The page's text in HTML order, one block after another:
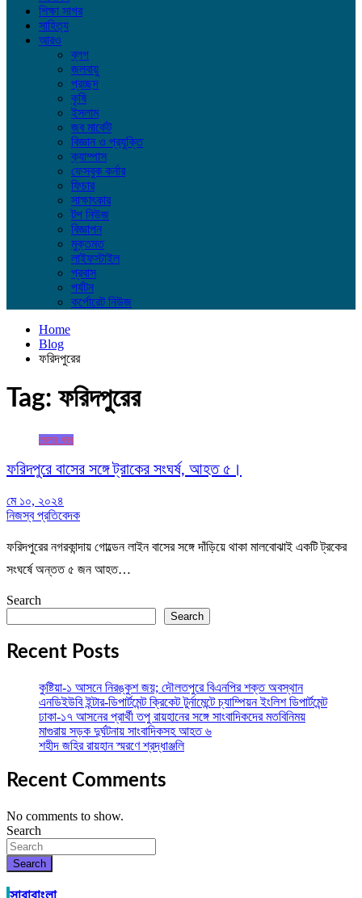
শিক্ষা সাগর
সাহিত্য
আরও
ব্লগ
জলবায়ু
প্রচ্ছদ
কৃষি
ইসলাম
জব মার্কেট
বিজ্ঞান ও প্রযুক্তি
ক্যাম্পাস
ফেসবুক কর্নার
ফিচার
সাক্ষাৎকার
টপ নিউজ
বিজ্ঞাপন
মুক্তমত
লাইফস্টাইল
প্রবাস
পর্যটন
কর্পোরেট নিউজ
Home
Blog
ফরিদপুরের
Tag: ফরিদপুরের
জেলার খবর
ফরিদপুরে বাসের সঙ্গে ট্রাকের সংঘর্ষ, আহত ৫।
মে ১০, ২০২৪
নিজস্ব প্রতিবেদক
ফরিদপুরের নগরকান্দায় গোল্ডেন লাইন বাসের সঙ্গে দাঁড়িয়ে থাকা মালবোঝাই একটি ট্রকের
সংঘর্ষে অন্তত ৫ জন আহত…
Search
Search
Recent Posts
কুষ্টিয়া-১ আসনে নিরঙ্কুশ জয়; দৌলতপুরে বিএনপির শক্ত অবস্থান
এনডিইউবি ইন্টার-ডিপার্টমেন্ট ক্রিকেট টুর্নামেন্টে চ্যাম্পিয়ন ইংলিশ ডিপার্টমেন্ট
ঢাকা-১৭ আসনের প্রার্থী তপু রায়হানের সঙ্গে সাংবাদিকদের মতবিনিময়
মাগুরায় সড়ক দুর্ঘটনায় সাংবাদিকসহ আহত ৬
শহীদ জহির রায়হান স্মরণে শ্রদ্ধাঞ্জলি
Recent Comments
No comments to show.
Search
Search